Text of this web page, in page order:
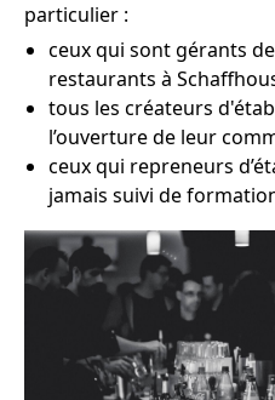
particulier :
ceux qui sont gérants
restaurants à
tous les créateurs
l’ouverture de leur
ceux qui repreneurs
jamais suivi de